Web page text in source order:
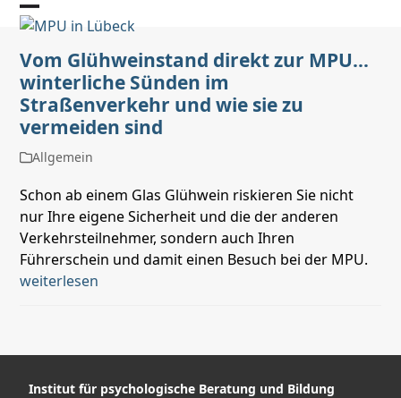
Skip
content
Open
mobile
menu
Close
mobile
menu
Vom Glühweinstand direkt zur MPU…
winterliche Sünden im
Straßenverkehr und wie sie zu
vermeiden sind
Allgemein
Schon ab einem Glas Glühwein riskieren Sie nicht
nur Ihre eigene Sicherheit und die der anderen
Verkehrsteilnehmer, sondern auch Ihren
Führerschein und damit einen Besuch bei der MPU.
weiterlesen
Institut für psychologische Beratung und Bildung